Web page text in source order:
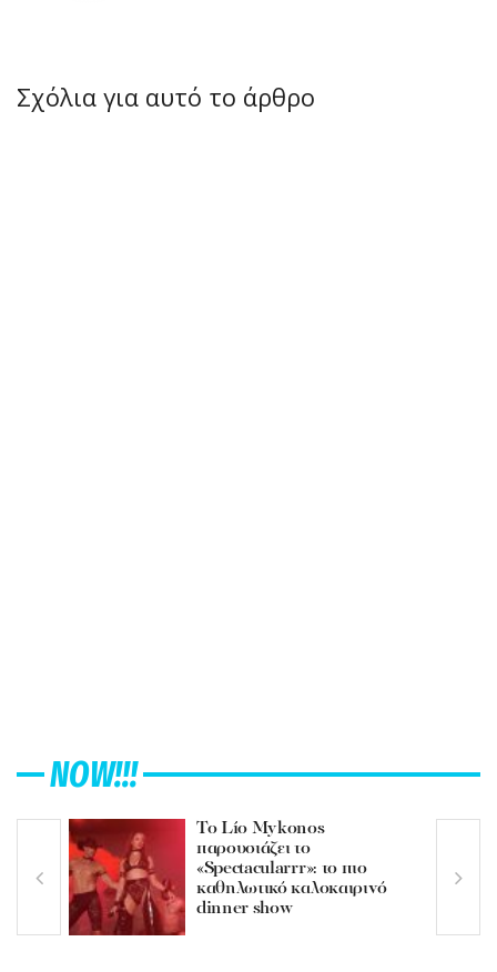
Σχόλια για αυτό το άρθρο
NOW!!!
Το Lío Mykonos
παρουσιάζει το
«Spectacularrr»: το πιο
καθηλωτικό καλοκαιρινό
dinner show